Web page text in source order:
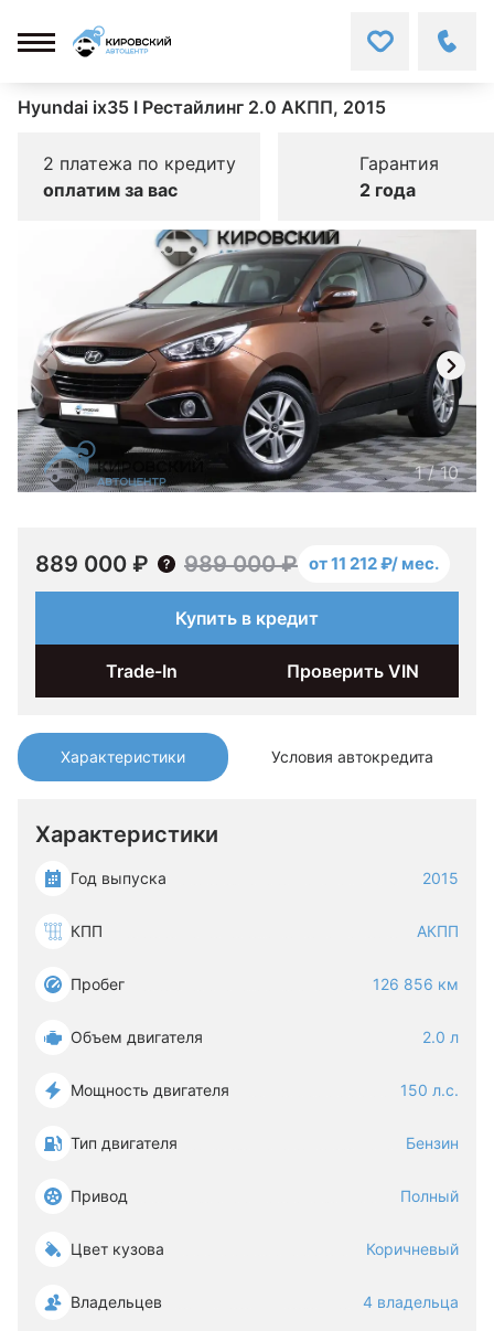
Hyundai ix35 I Рестайлинг 2.0 АКПП, 2015
2 платежа по кредиту
оплатим за вас
Гарантия
2 года
Характеристики Условия автокредита
Характеристики
Год выпуска 2015
КПП АКПП
Пробег 126 856 км
Объем двигателя 2.0 л
Мощность двигателя 150 л.с.
Тип двигателя Бензин
Привод Полный
Цвет кузова Коричневый
Владельцев 4 владельца
1/10
889 000 ₽ 989 000 ₽ от 11 212 ₽/ мес.
Купить в кредит
Trade-In Проверить VIN